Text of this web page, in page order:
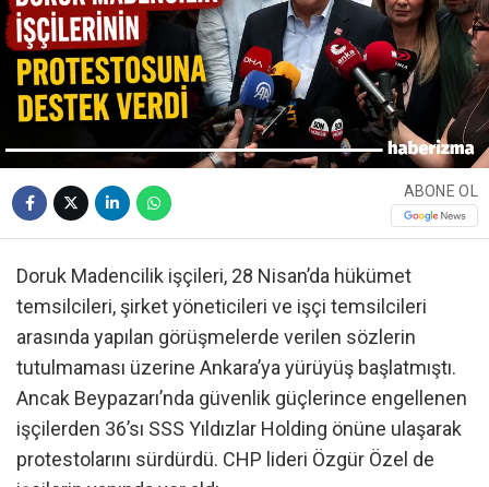
ABONE OL
Doruk Madencilik işçileri, 28 Nisan’da hükümet
temsilcileri, şirket yöneticileri ve işçi temsilcileri
arasında yapılan görüşmelerde verilen sözlerin
tutulmaması üzerine Ankara’ya yürüyüş başlatmıştı.
Ancak Beypazarı’nda güvenlik güçlerince engellenen
işçilerden 36’sı SSS Yıldızlar Holding önüne ulaşarak
protestolarını sürdürdü. CHP lideri Özgür Özel de